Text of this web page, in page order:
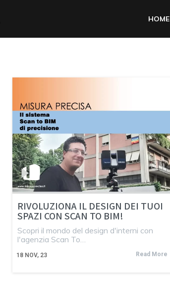
HOME
RIVOLUZIONA IL DESIGN DEI TUOI
SPAZI CON SCAN TO BIM!
18 NOV, 23
Scopri il mondo del design d'interni con
l'agenzia Scan To…
Read More